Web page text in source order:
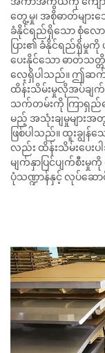
တွေ့မှု၊ အစိုဓာတ်များ
ခံနိုင်ရည်ရှိသော စုံလေ
ပြား၏ ခံနိုင်ရည်ရှိမှုကို
ပေးနိုင်သော ဓာတ်သ
လေ့ရှိပါသည်။ ဤဆ
ထိန်းသိမ်းမှုလိုအပ်ချက်
သက်တမ်းကို ကြာရှည်
မည့် အသုံးချမှုများ
ဖြစ်ပါသည်။ ထူးချွ
လည်း ထိန်းသိမ်းပေး
မျက်နှာပြင်ပျက်စီ
ပုံသဏ္ဍာန်နှင့် လုပ်ဆေ